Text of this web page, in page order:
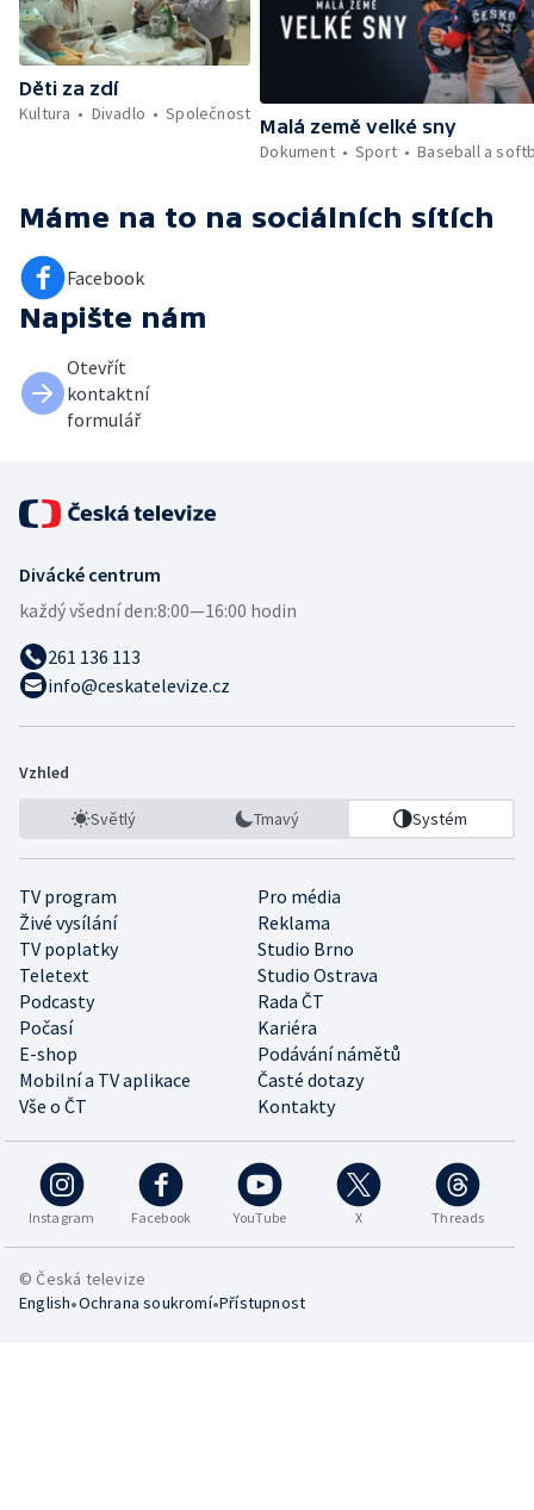
Děti za zdí
Kultura
Divadlo Společnost
Malá země velké sny
Dokument
Sport Baseball a
Máme na to na sociálních sítích
Facebook
Napište nám
Otevřít
kontaktní
formulář
Divácké centrum
každý všední den:8:00—16:00 hodin
261 136 113
info@ceskatelevize.cz
Vzhled
Světlý Tmavý Systém
TV program
Pro média
Živé vysílání
Reklama
TV poplatky
Studio Brno
Teletext
Studio Ostrava
Podcasty
Rada ČT
Počasí
Kariéra
E-shop
Podávání námětů
Mobilní a TV aplikace
Časté dotazy
Vše o ČT
Kontakty
Instagram Facebook YouTube X Threads
© Česká televize
English•Ochrana soukromí•Přístupnost